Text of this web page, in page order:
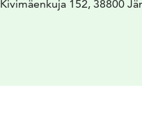
Kivimäenkuja 152, 38800